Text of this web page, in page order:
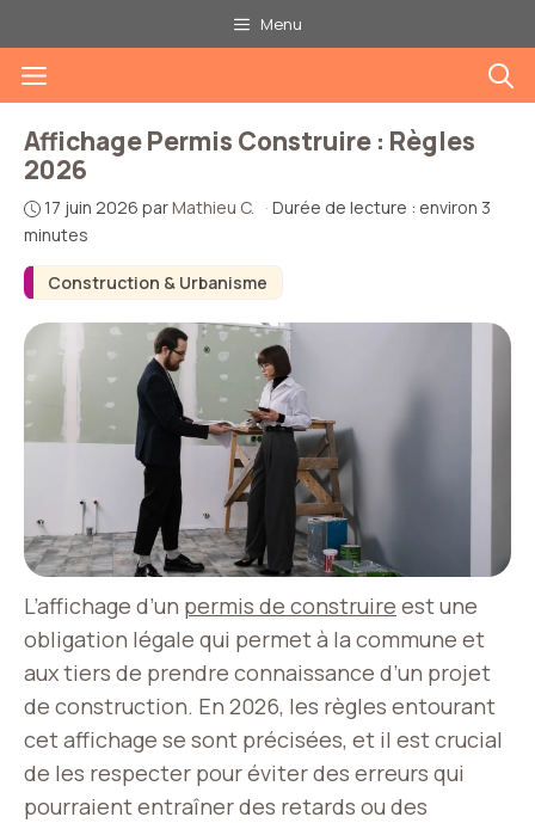
au
contenu
Menu
Menu
Construction & Urbanisme
Affichage Permis Construire : Règles
2026
17 juin 2026 parMathieu C. · Durée de lecture : environ 3
minutes
L’affichage d’un permis de construire est une
obligation légale qui permet à la commune et
aux tiers de prendre connaissance d’un projet
de construction. En 2026, les règles entourant
cet affichage se sont précisées, et il est crucial
de les respecter pour éviter des erreurs qui
pourraient entraîner des retards ou des